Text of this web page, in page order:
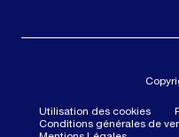
Utilisation des cookies
Conditions générales de